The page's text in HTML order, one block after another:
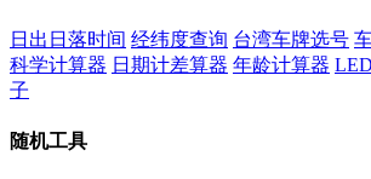
日出日落时间 经纬度查询 台湾车牌选号
科学计算器 日期计差算器 年龄计算器
子
随机工具